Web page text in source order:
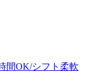
間OK/シフト柔軟